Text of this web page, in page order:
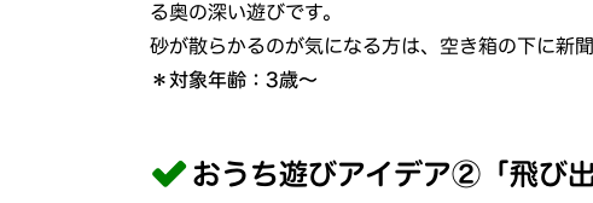
る奥の深い遊びです。
砂が散らかるのが気になる方は、空き箱の下に新
＊対象年齢：3歳～
おうち遊びアイデア②「飛び出